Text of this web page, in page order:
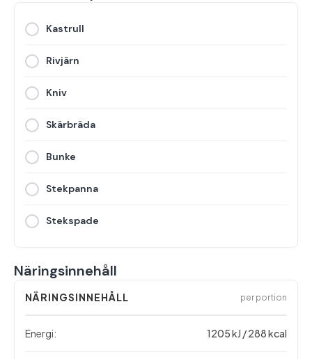
Kastrull
Rivjärn
Kniv
Skärbräda
Bunke
Stekpanna
Stekspade
Näringsinnehåll
NÄRINGSINNEHÅLL per portion
Energi: 1205 kJ / 288 kcal